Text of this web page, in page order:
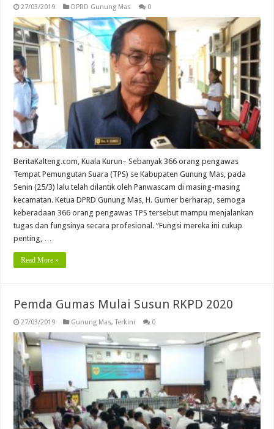
27/03/2019 DPRD Gunung Mas 0
BeritaKalteng.com, Kuala Kurun– Sebanyak 366 orang pengawas
Tempat Pemungutan Suara (TPS) se Kabupaten Gunung Mas, pada
Senin (25/3) lalu telah dilantik oleh Panwascam di masing-masing
kecamatan. Ketua DPRD Gunung Mas, H. Gumer berharap, semoga
keberadaan 366 orang pengawas TPS tersebut mampu menjalankan
tugas dan fungsinya secara profesional. “Fungsi mereka ini cukup
penting, …
Read More »
Pemda Gumas Mulai Susun RKPD 2020
27/03/2019 Gunung Mas,Terkini 0